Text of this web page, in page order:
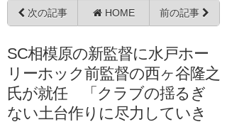
次の記事 HOME 前の記事
SC相模原の新監督に水戸ホー
リーホック前監督の西ヶ谷隆之
氏が就任 「クラブの揺るぎ
ない土台作りに尽力していき